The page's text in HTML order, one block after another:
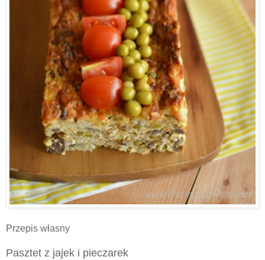
Przepis własny
Pasztet z jajek i pieczarek